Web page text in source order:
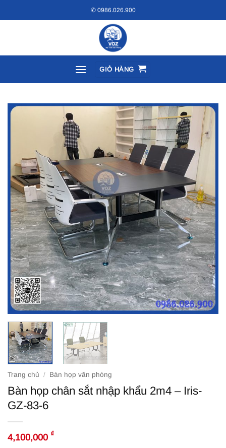
qua
✆ 0986.026.900
GIỎ HÀNG
Trang chủ / Bàn họp văn phòng
Bàn họp chân sắt nhập khẩu 2m4 – Iris-
GZ-83-6
4,100,000 ₫